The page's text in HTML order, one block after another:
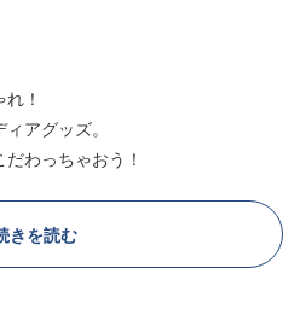
！
アグッズ。
わっちゃおう！
きを読む